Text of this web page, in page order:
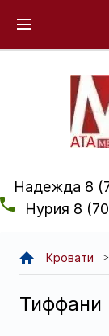
Надежда 8
Нурия 8
Кровати
Тиффани